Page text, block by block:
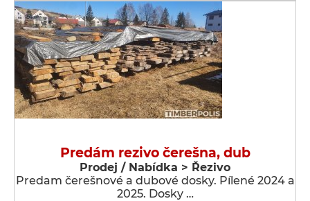
Predám rezivo čerešna, dub
Prodej / Nabídka > Řezivo
Predam čerešnové a dubové dosky. Pílené 2024 a
2025. Dosky …